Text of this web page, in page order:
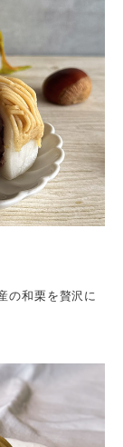
の和栗を贅沢に